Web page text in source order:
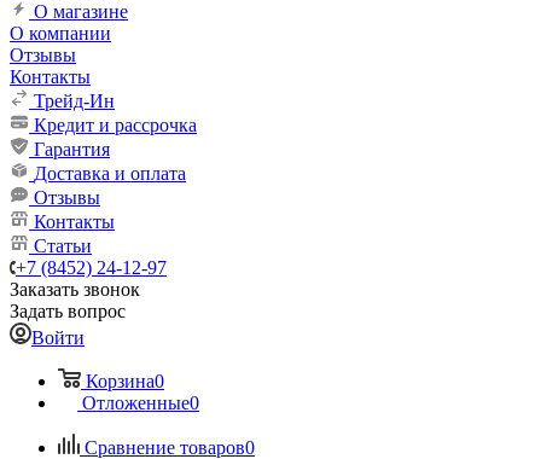
О магазине
О компании
Отзывы
Контакты
Трейд-Ин
Кредит и рассрочка
Гарантия
Доставка и оплата
Отзывы
Контакты
Статьи
+7 (8452) 24-12-97
Заказать звонок
Задать вопрос
Войти
Корзина0
Отложенные0
Сравнение товаров0